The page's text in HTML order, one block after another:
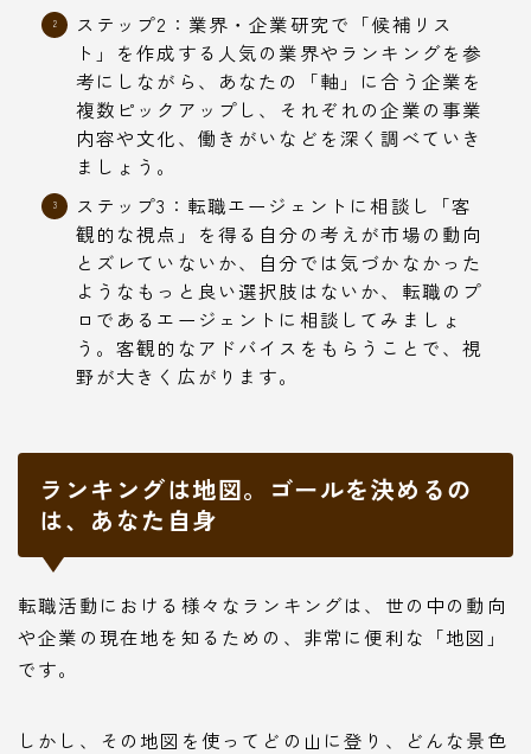
ステップ2：業界・企業研究で「候補リス
ト」を作成する人気の業界やランキングを参
考にしながら、あなたの「軸」に合う企業を
複数ピックアップし、それぞれの企業の事業
内容や文化、働きがいなどを深く調べていき
ましょう。
ステップ3：転職エージェントに相談し「客
観的な視点」を得る自分の考えが市場の動向
とズレていないか、自分では気づかなかった
ようなもっと良い選択肢はないか、転職のプ
ロであるエージェントに相談してみましょ
う。客観的なアドバイスをもらうことで、視
野が大きく広がります。
ランキングは地図。ゴールを決めるの
は、あなた自身
転職活動における様々なランキングは、世の中の動向
や企業の現在地を知るための、非常に便利な「地図」
です。
しかし、その地図を使ってどの山に登り、どんな景色